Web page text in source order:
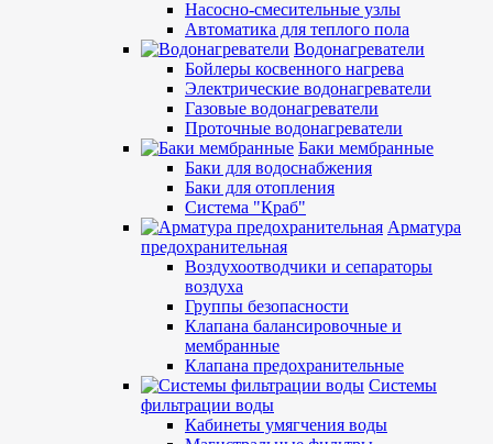
Насосно-смесительные узлы
Автоматика для теплого пола
Водонагреватели
Бойлеры косвенного нагрева
Электрические водонагреватели
Газовые водонагреватели
Проточные водонагреватели
Баки мембранные
Баки для водоснабжения
Баки для отопления
Система "Краб"
Арматура
предохранительная
Воздухоотводчики и сепараторы
воздуха
Группы безопасности
Клапана балансировочные и
мембранные
Клапана предохранительные
Системы
фильтрации воды
Кабинеты умягчения воды